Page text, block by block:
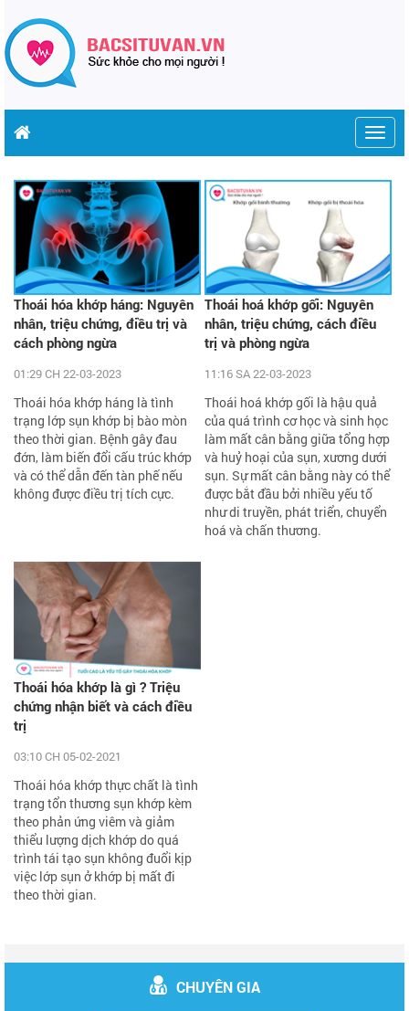
Trang chủ
Thoái hóa khớp háng: Nguyên
nhân, triệu chứng, điều trị và
cách phòng ngừa
01:29 CH 22-03-2023
Thoái hóa khớp háng là tình
trạng lớp sụn khớp bị bào mòn
theo thời gian. Bệnh gây đau
đớn, làm biến đổi cấu trúc khớp
và có thể dẫn đến tàn phế nếu
không được điều trị tích cực.
Thoái hoá khớp gối: Nguyên
nhân, triệu chứng, cách điều
trị và phòng ngừa
11:16 SA 22-03-2023
Thoái hoá khớp gối là hậu quả
của quá trình cơ học và sinh học
làm mất cân bằng giữa tổng hợp
và huỷ hoại của sụn, xương dưới
sụn. Sự mất cân bằng này có thể
được bắt đầu bởi nhiều yếu tố
như di truyền, phát triển, chuyển
hoá và chấn thương.
Thoái hóa khớp là gì ? Triệu
chứng nhận biết và cách điều
trị
03:10 CH 05-02-2021
Thoái hóa khớp thực chất là tình
trạng tổn thương sụn khớp kèm
theo phản ứng viêm và giảm
thiểu lượng dịch khớp do quá
trình tái tạo sụn không đuổi kịp
việc lớp sụn ở khớp bị mất đi
theo thời gian.
CHUYÊN GIA